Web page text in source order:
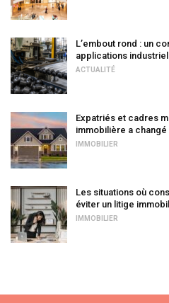
L’embout rond : un
applications
ACTUALITÉ
Expatriés et cadres
immobilière a changé
IMMOBILIER
Les situations où
éviter un litige
IMMOBILIER